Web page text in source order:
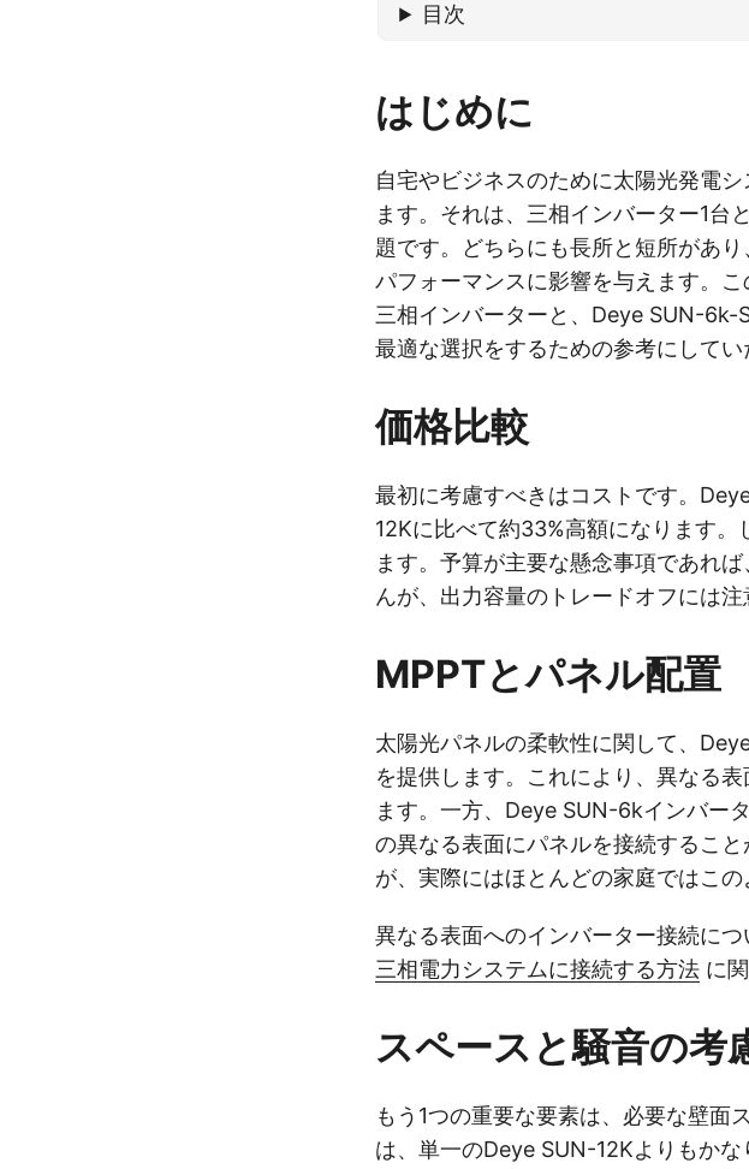
目次
はじめに
自宅やビジネスのために太陽光発電
ます。それは、三相インバーター1台
題です。どちらにも長所と短所があ
パフォーマンスに影響を与えます。
三相インバーターと、Deye SUN-6k-
最適な選択をするための参考にしてい
価格比較
最初に考慮すべきはコストです。
12Kに比べて約33%高額になります
ます。予算が主要な懸念事項であれ
んが、出力容量のトレードオフには注
MPPTとパネル配置
太陽光パネルの柔軟性に関して、
を提供します。これにより、異なる
ます。一方、Deye SUN-6kインバー
の異なる表面にパネルを接続するこ
が、実際にはほとんどの家庭ではこ
異なる表面へのインバーター接続に
三相電力システムに接続する方法 に
スペースと騒音の考
もう1つの重要な要素は、必要な壁
は、単一のDeye SUN-12Kよりもか